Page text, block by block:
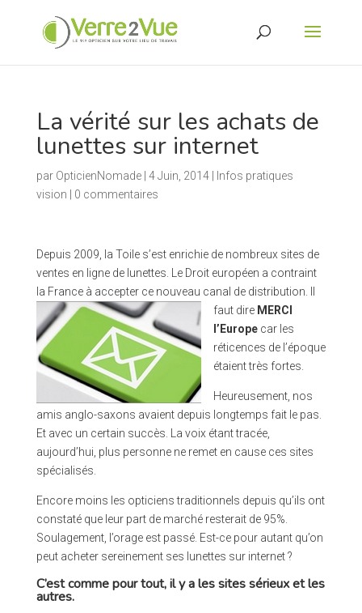
La vérité sur les achats de
lunettes sur internet
par OpticienNomade| 4 Juin, 2014|
Infos pratiques
vision
0 commentaires
Depuis 2009, la Toile s’est enrichie de nombreux sites de
ventes en ligne de lunettes. Le Droit européen a contraint
la France à accepter ce nouveau canal de distribution. Il
faut dire MERCI
l’Europecar les
réticences de l’époque
étaient très fortes.
Heureusement, nos
amis anglo-saxons avaient depuis longtemps fait le pas.
Et avec un certain succès. La voix étant tracée,
aujourd’hui, plus personne ne remet en cause ces sites
spécialisés.
Encore moins les opticiens traditionnels depuis qu’ils ont
constaté que leur part de marché resterait de 95%.
Soulagement, l’orage est passé. Est-ce pour autant qu’on
peut acheter sereinement ses lunettes sur internet ?
C’est comme pour tout, il y a les sites sérieux et les
autres.